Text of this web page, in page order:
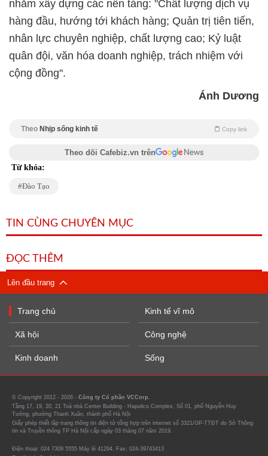
nhằm xây dựng các nền tảng: "Chất lượng dịch vụ
hàng đầu, hướng tới khách hàng; Quản trị tiên tiến,
nhân lực chuyên nghiệp, chất lượng cao; Kỷ luật
quân đội, văn hóa doanh nghiệp, trách nhiệm với
cộng đồng".
Ánh Dương
Theo Nhịp sống kinh tế Copy link
Theo dõi Cafebiz.vn trên
Từ khóa:
Đào Tạo
TIN CÙNG CHUYÊN MỤC
ĐỌC THÊM
Lên đầu trang
Trang chủ
Xã hội
Kinh doanh
Kinh tế vĩ mô
Công nghệ
Sống
© Copyright 2012 - 2026 - Công ty Cổ phần VCCorp.
Tầng 17, 19, 20, 21 Toà nhà Center Building - Hapulico Complex, Số 01, phố Nguyễn Huy
Tưởng, phường Thanh Xuân, thành phố Hà Nội
Giấy phép thiết lập trang thông tin điện tử tổng hợp trên internet số 3321/GP-TTĐT do Sở Thông
tin và Truyền thông TP Hà Nội cấp ngày 03 tháng 07 năm 2019.
Điện thoại: 024 7309 5555 Máy lẻ 41294. Fax: 024-39743413